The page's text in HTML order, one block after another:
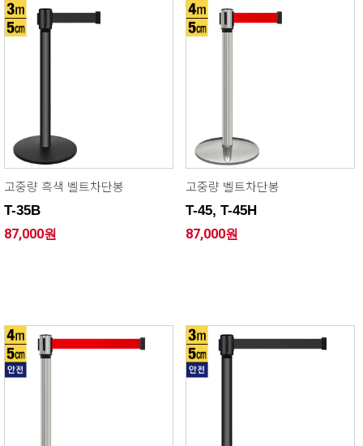
고중량 흑색 벨트차단봉
T-35B
87,000원
고중량 벨트차단봉
T-45, T-45H
87,000원